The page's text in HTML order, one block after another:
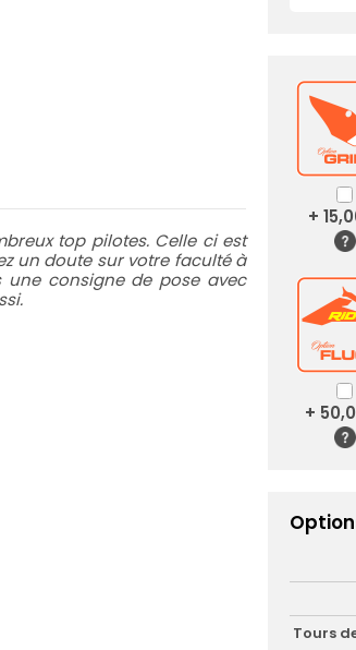
top pilotes. Celle ci est
un doute sur votre faculté à
une consigne de pose avec
+
+
Tours